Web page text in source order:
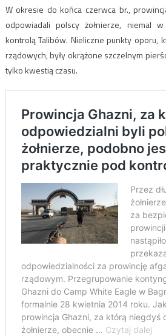
W okresie do końca czerwca br.,
odpowiadali polscy żołnierze, niemal
kontrolą Talibów. Nieliczne punkty oporu,
rządowych, były okrążone szczelnym
tylko kwestią czasu.